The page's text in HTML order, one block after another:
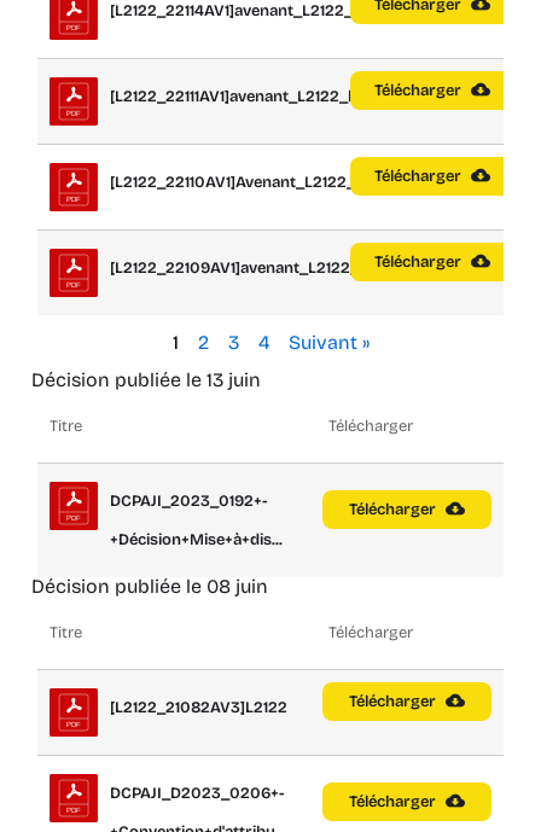
[L2122_22114AV1]avenant_L2122_lot_10Télécharger
[L2122_22111AV1]avenant_L2122_lot_7bTélécharger
[L2122_22110AV1]Avenant_L2122_lot_7aTélécharger
[L2122_22109AV1]avenant_L2122_lot_6Télécharger
1 2 3 4
Suivant »
Décision publiée le 13 juin
Titre Télécharger
DCPAJI_2023_0192+-
+Décision+Mise+à+dis...
Télécharger
Décision publiée le 08 juin
Titre Télécharger
[L2122_21082AV3]L2122 Télécharger
DCPAJI_D2023_0206+-
Télécharger